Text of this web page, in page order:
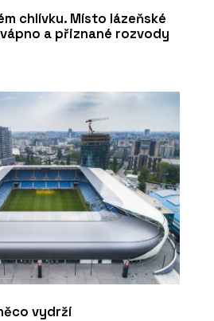
chlívku. Místo lázeňské
a přiznané rozvody
vydrží